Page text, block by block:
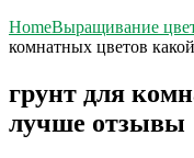
HomeВыращивание
комнатных цветов
грунт для
лучше отзывы